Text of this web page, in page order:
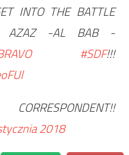
INTO THE BATTLE
AZAZ -AL BAB -
#SDF!!!
2018